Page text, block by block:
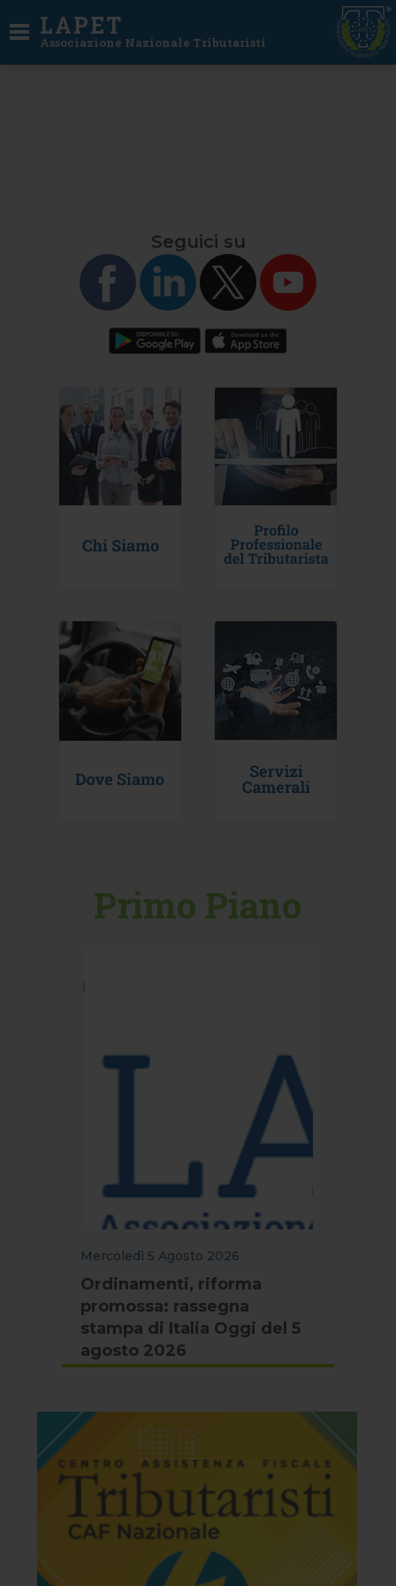
LAPET
Associazione Nazionale Tributaristi
Seguici su
Primo Piano
Mercoledì 5 Agosto 2026
Ordinamenti, riforma
promossa: rassegna
stampa di Italia Oggi del 5
agosto 2026